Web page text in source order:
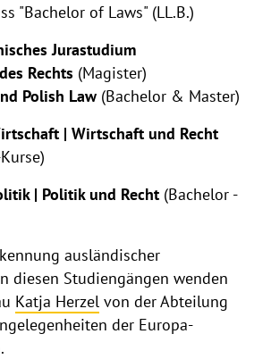
"Bachelor of Laws" (LL.B.)
Jurastudium
Rechts (Magister)
Polish Law (Bachelor & Master)
| Wirtschaft und Recht
| Politik und Recht (Bachelor -
ausländischer
diesen Studiengängen wenden
Katja Herzel von der Abteilung
der Europa-